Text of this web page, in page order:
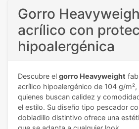
Gorro
acrílico con
hipoalergénica
Descubre el gorro Heavyweight
acrílico hipoalergénico de 104 g/
quienes buscan calidez y
el estilo. Su diseño tipo pescador
dobladillo distintivo ofrece una